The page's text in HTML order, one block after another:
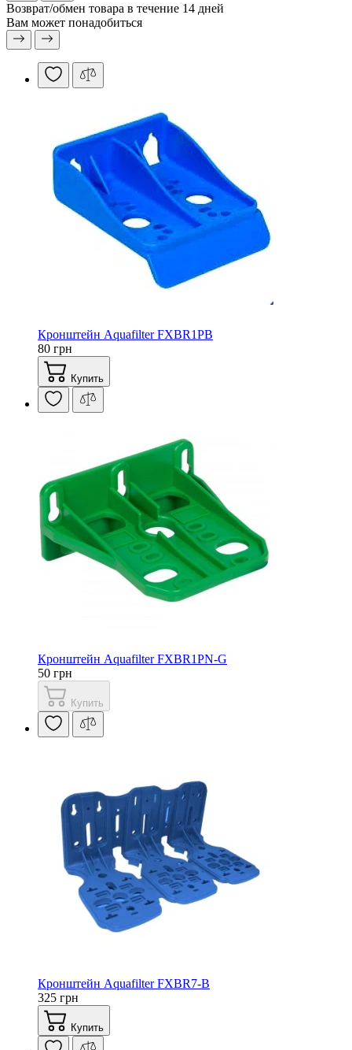
Возврат/обмен товара в течение 14 дней
Вам может понадобиться
Кронштейн Aquafilter FXBR1PB
80 грн
Купить
Кронштейн Aquafilter FXBR1PN-G
50 грн
Купить
Кронштейн Aquafilter FXBR7-B
325 грн
Купить